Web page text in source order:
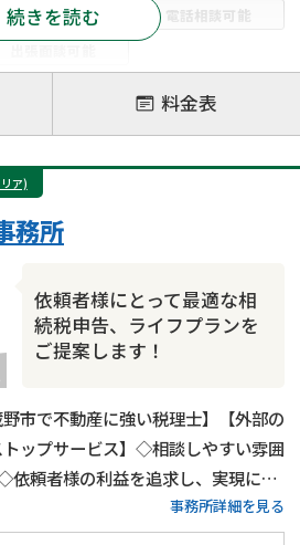
19時以降電話可能
電話相談可能
相続放棄
相続登記
留分侵害額請求
相続税申告
銀行手続き
贈与税
続きを読む
料金表
ア)
依頼者様にとって最適な相
続税申告、ライフプランを
ご提案します！
務所
野市で不動産に強い税理士】【外部の
ップサービス】◇相談しやすい雰囲
頼者様の利益を追求し、実現に全
事務所詳細を見る